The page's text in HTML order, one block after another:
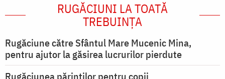
RUGĂCIUNI LA TOATĂ
TREBUINȚA
Rugăciune către Sfântul Mare Mucenic Mina,
pentru ajutor la găsirea lucrurilor pierdute